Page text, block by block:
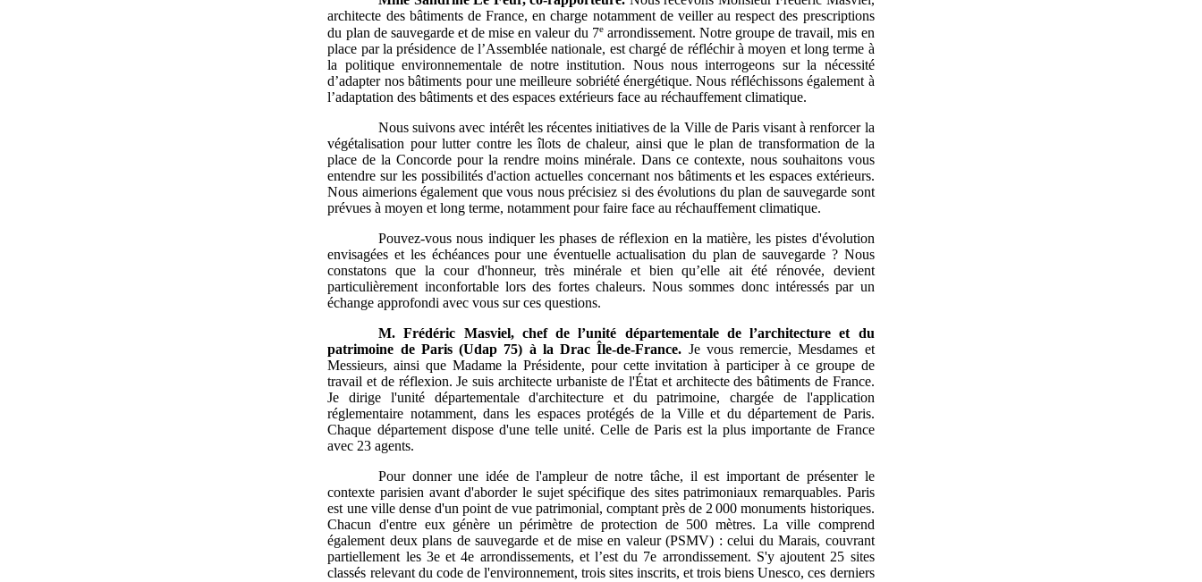
architecte des bâtiments de France, en charge notamment de veiller au respect des prescriptions
du plan de sauvegarde et de mise en valeur du 7earrondissement. Notre groupe de travail, mis en
place par la présidence de l’Assemblée nationale, est chargé de réfléchir à moyen et long terme à
la politique environnementale de notre institution. Nous nous interrogeons sur la nécessité
d’adapter nos bâtiments pour une meilleure sobriété énergétique. Nous réfléchissons également à
l’adaptation des bâtiments et des espaces extérieurs face au réchauffement climatique.
Nous suivons avec intérêt les récentes initiatives de la Ville de Paris visant à renforcer la
végétalisation pour lutter contre les îlots de chaleur, ainsi que le plan de transformation de la
place de la Concorde pour la rendre moins minérale. Dans ce contexte, nous souhaitons vous
entendre sur les possibilités d'action actuelles concernant nos bâtiments et les espaces extérieurs.
Nous aimerions également que vous nous précisiez si des évolutions du plan de sauvegarde sont
prévues à moyen et long terme, notamment pour faire face au réchauffement climatique.
Pouvez-vous nous indiquer les phases de réflexion en la matière, les pistes d'évolution
envisagées et les échéances pour une éventuelle actualisation du plan de sauvegarde ? Nous
constatons que la cour d'honneur, très minérale et bien qu’elle ait été rénovée, devient
particulièrement inconfortable lors des fortes chaleurs. Nous sommes donc intéressés par un
échange approfondi avec vous sur ces questions.
M. Frédéric Masviel, chef de l’unité départementale de l’architecture et du
patrimoine de Paris (Udap 75) à la Drac Île-de-France. Je vous remercie, Mesdames et
Messieurs, ainsi que Madame la Présidente, pour cette invitation à participer à ce groupe de
travail et de réflexion. Je suis architecte urbaniste de l'État et architecte des bâtiments de France.
Je dirige l'unité départementale d'architecture et du patrimoine, chargée de l'application
réglementaire notamment, dans les espaces protégés de la Ville et du département de Paris.
Chaque département dispose d'une telle unité. Celle de Paris est la plus importante de France
avec 23 agents.
Pour donner une idée de l'ampleur de notre tâche, il est important de présenter le
contexte parisien avant d'aborder le sujet spécifique des sites patrimoniaux remarquables. Paris
est une ville dense d'un point de vue patrimonial, comptant près de 2 000 monuments historiques.
Chacun d'entre eux génère un périmètre de protection de 500 mètres. La ville comprend
également deux plans de sauvegarde et de mise en valeur (PSMV) : celui du Marais, couvrant
partiellement les 3e et 4e arrondissements, et l’est du 7e arrondissement. S'y ajoutent 25 sites
classés relevant du code de l'environnement, trois sites inscrits, et trois biens Unesco, ces derniers